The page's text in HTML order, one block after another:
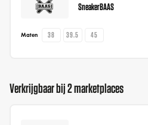
SneakerBAAS
Maten 38 39.5 45
Verkrijgbaar bij 2 marketplaces